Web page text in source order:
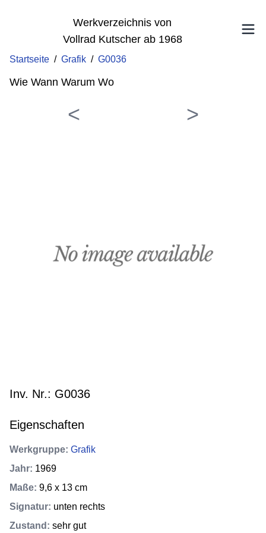
Werkverzeichnis von
Vollrad Kutscher ab 1968
Startseite / Grafik / G0036
Wie Wann Warum Wo
Inv. Nr.: G0036
Eigenschaften
Werkgruppe: Grafik
Jahr: 1969
Maße: 9,6 x 13 cm
Signatur: unten rechts
Zustand : sehr gut
< >